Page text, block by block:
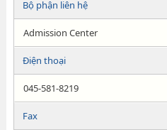
Bộ phận liên hệ
Admission Center
Điện thoại
045-581-8219
Fax